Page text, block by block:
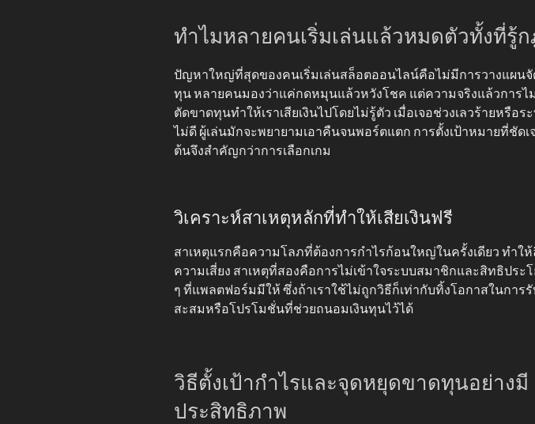
ทำไมหลายคนเริ่มเล่นแล้วหมดตัวทั้งที่รู้
ปัญหาใหญ่ที่สุดของคนเริ่มเล่นสล็อตออนไลน์คือไม่มีการวางแผนจั
ทุน หลายคนมองว่าแค่กดหมุนแล้วหวังโชค แต่ความจริงแล้วการไ
ตัดขาดทุนทำให้เราเสียเงินไปโดยไม่รู้ตัว เมื่อเจอช่วงเลวร้ายหรือร
ไม่ดี ผู้เล่นมักจะพยายามเอาคืนจนพอร์ตแตก การตั้งเป้าหมายที่ชัดเ
ต้นจึงสำคัญกว่าการเลือกเกม
วิเคราะห์สาเหตุหลักที่ทำให้เสียเงินฟรี
สาเหตุแรกคือความโลภที่ต้องการกำไรก้อนใหญ่ในครั้งเดียว ทำให้
ความเสี่ยง สาเหตุที่สองคือการไม่เข้าใจระบบสมาชิกและสิทธิประ
ๆ ที่แพลตฟอร์มมีให้ ซึ่งถ้าเราใช้ไม่ถูกวิธีก็เท่ากับทิ้งโอกาสในการ
สะสมหรือโปรโมชั่นที่ช่วยถนอมเงินทุนไว้ได้
วิธีตั้งเป้ากำไรและจุดหยุดขาดทุนอย่างมี
ประสิทธิภาพ